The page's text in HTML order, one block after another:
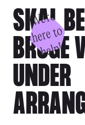
W
e'
r
e
h
e
r
e
t
o
h
el
p!
SKAL
BRUGE
UNDER